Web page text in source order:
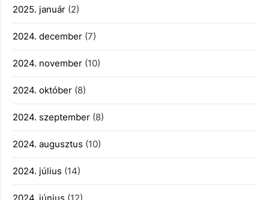
2025. január (2)
2024. december (7)
2024. november (10)
2024. október (8)
2024. szeptember (8)
2024. augusztus (10)
2024. július (14)